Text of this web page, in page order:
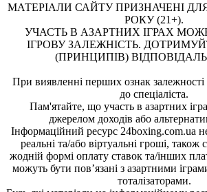
МАТЕРІАЛИ САЙТУ ПРИЗНАЧЕНІ
РОКУ (21+).
УЧАСТЬ В АЗАРТНИХ ІГРАХ
ІГРОВУ ЗАЛЕЖНІСТЬ.
(ПРИНЦИПІВ)
При виявленні перших ознак залежності
до спеціаліста.
Пам'ятайте, що участь в азартних
джерелом доходів або
Інформаційний ресурс 24boxing.com.ua
реальні та/або віртуальні гроші,
жодній формі оплату ставок та/інших
можуть бути пов’язані з азартними
тоталізаторами.